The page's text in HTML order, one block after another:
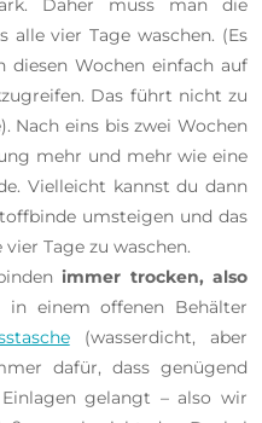
Daher muss man die
alle vier Tage waschen. (Es
Wochen einfach auf
Das führt nicht zu
Nach eins bis zwei Wochen
mehr und mehr wie eine
Vielleicht kannst du dann
umsteigen und das
Tage zu waschen.
immer trocken, also
in einem offenen Behälter
(wasserdicht, aber
dafür, dass genügend
gelangt – also wir